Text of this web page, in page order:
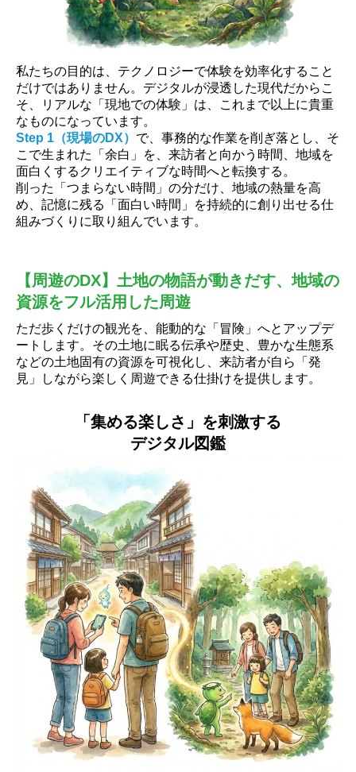
私たちの目的は、テクノロジーで体験を効率化すること
だけではありません。デジタルが浸透した現代だからこ
そ、リアルな「現地での体験」は、これまで以上に貴重
なものになっています。
Step 1（現場のDX） で、事務的な作業を削ぎ落とし、そ
こで生まれた「余白」を、来訪者と向かう時間、地域を
面白くするクリエイティブな時間へと転換する。
削った「つまらない時間」の分だけ、地域の熱量を高
め、記憶に残る「面白い時間」を持続的に創り出せる仕
組みづくりに取り組んでいます。
【周遊のDX】土地の物語が動きだす、地域の
資源をフル活用した周遊
ただ歩くだけの観光を、能動的な「冒険」へとアップデ
ートします。その土地に眠る伝承や歴史、豊かな生態系
などの土地固有の資源を可視化し、来訪者が自ら「発
見」しながら楽しく周遊できる仕掛けを提供します。
「集める楽しさ」を刺激する
デジタル図鑑